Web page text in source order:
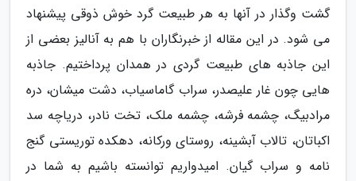
گشت وگذار در آنها به هر طبیعت گرد خوش ذوقی پیشنهاد
می شود. در این مقاله از خبرنگاران با هم به آنالیز بعضی از
این جاذبه های طبیعت گردی در همدان پرداختیم. جاذبه
هایی چون غار علیصدر، سراب گاماسیاب، دشت میشان، دره
مرادبیگ، چشمه فرشه، چشمه ملک، تخت نادر، دریاچه سد
اکباتان، تالاب آبشینه، روستای ورکانه، دهکده توریستی گنج
نامه و سراب گیان. امیدواریم توانسته باشیم به شما در